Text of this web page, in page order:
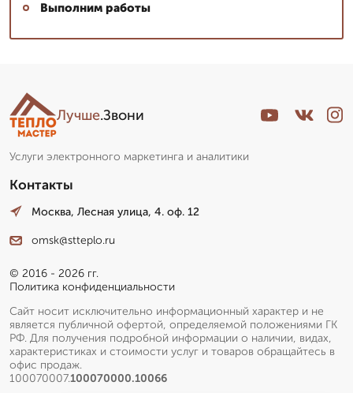
Выполним работы
Лучше.Звони
Услуги электронного маркетинга и аналитики
Контакты
Москва, Лесная улица, 4. оф. 12
omsk@stteplo.ru
© 2016 - 2026 гг.
Политика конфиденциальности
Сайт носит исключительно информационный характер и не
является публичной офертой, определяемой положениями ГК
РФ. Для получения подробной информации о наличии, видах,
характеристиках и стоимости услуг и товаров обращайтесь в
офис продаж.
100070007.100070000.10066